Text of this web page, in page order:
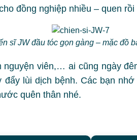
đồng nghiệp nhiều – quen rồi
sĩ JW đầu tóc gọn gàng – mặc đồ
nguyện viên,… ai cũng ngày
đẩy lùi dịch bệnh. Các bạn
quên thân nhé.